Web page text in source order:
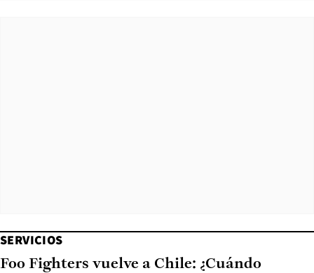
SERVICIOS
Foo Fighters vuelve a Chile: ¿Cuándo